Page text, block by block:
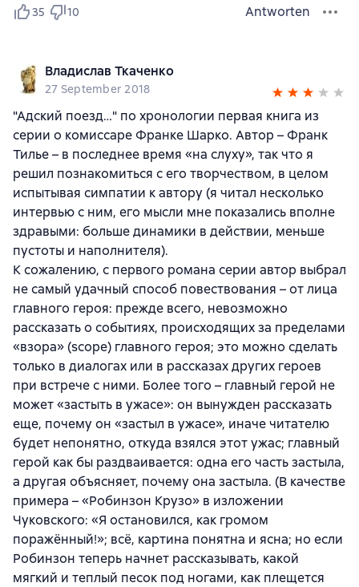
35 10 Antworten
Владислав Ткаченко
27 September 2018
"Адский поезд…" по хронологии первая книга из
серии о комиссаре Франке Шарко. Автор – Франк
Тилье – в последнее время «на слуху», так что я
решил познакомиться с его творчеством, в целом
испытывая симпатии к автору (я читал несколько
интервью с ним, его мысли мне показались вполне
здравыми: больше динамики в действии, меньше
пустоты и наполнителя).
К сожалению, с первого романа серии автор выбрал
не самый удачный способ повествования – от лица
главного героя: прежде всего, невозможно
рассказать о событиях, происходящих за пределами
«взора» (scope) главного героя; это можно сделать
только в диалогах или в рассказах других героев
при встрече с ними. Более того – главный герой не
может «застыть в ужасе»: он вынужден рассказать
еще, почему он «застыл в ужасе», иначе читателю
будет непонятно, откуда взялся этот ужас; главный
герой как бы раздваивается: одна его часть застыла,
а другая объясняет, почему она застыла. (В качестве
примера – «Робинзон Крузо» в изложении
Чуковского: «Я остановился, как громом
поражённый!»; всё, картина понятна и ясна; но если
Робинзон теперь начнет рассказывать, какой
мягкий и теплый песок под ногами, как плещется